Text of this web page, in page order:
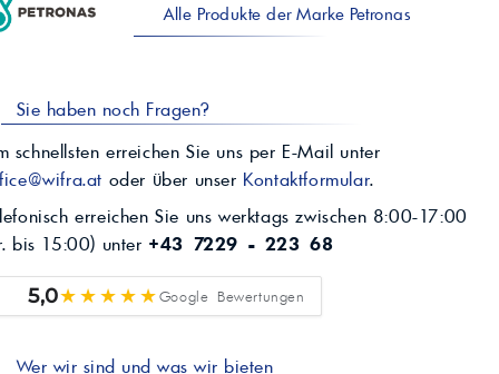
Alle Produkte der Marke Petronas
Sie haben noch Fragen?
schnellsten erreichen Sie uns per E-Mail unter
oder über unser Kontaktformular.
erreichen Sie uns werktags zwischen 8:00-17:00
bis 15:00) unter +43 7229 - 223 68
5,0★★★★★Google Bewertungen
Wer wir sind und was wir bieten